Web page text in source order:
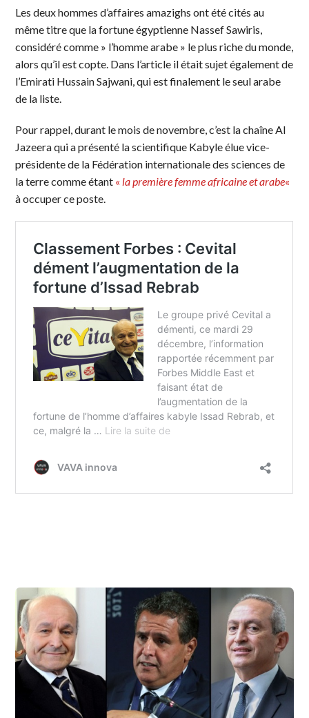
Les deux hommes d’affaires amazighs ont été cités au
même titre que la fortune égyptienne Nassef Sawiris,
considéré comme » l’homme arabe » le plus riche du monde,
alors qu’il est copte. Dans l’article il était sujet également de
l’Emirati Hussain Sajwani, qui est finalement le seul arabe
de la liste.
Pour rappel, durant le mois de novembre, c’est la chaîne Al
Jazeera qui a présenté la scientifique Kabyle élue vice-
présidente de la Fédération internationale des sciences de
la terre comme étant « la première femme africaine et arabe«
à occuper ce poste.